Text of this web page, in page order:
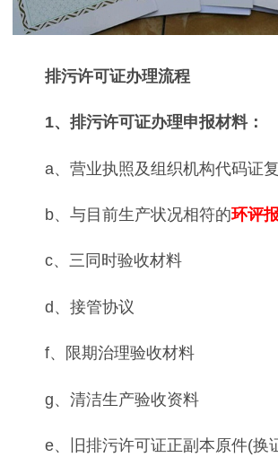
排污许可证办理流程
1、排污许可证办理申报材料：
a、营业执照及组织机构代码证
b、与目前生产状况相符的环评
c、三同时验收材料
d、接管协议
f、限期治理验收材料
g、清洁生产验收资料
e、旧排污许可证正副本原件(换